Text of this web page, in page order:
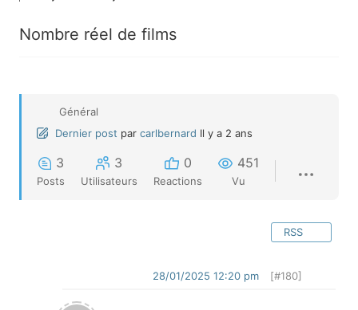
Nombre réel de films
Général
Dernier post par carlbernard Il y a 2 ans
3
Posts
3
Utilisateurs
0
Reactions
451
Vu
RSS
[#180]
28/01/2025 12:20 pm